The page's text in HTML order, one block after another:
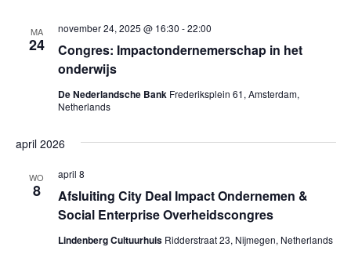
MA
24
Congres: Impactondernemerschap in het
onderwijs
november 24, 2025 @ 16:30 -22:00
De Nederlandsche Bank Frederiksplein 61, Amsterdam,
Netherlands
april 2026
WO
8
Afsluiting City Deal Impact Ondernemen &
Social Enterprise Overheidscongres
april 8
Lindenberg Cultuurhuis Ridderstraat 23, Nijmegen, Netherlands